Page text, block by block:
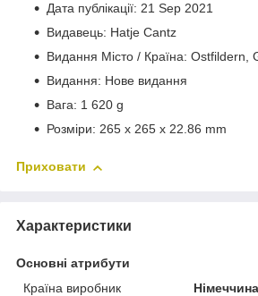
Дата публікації: 21 Sep 2021
Видавець: Hatje Cantz
Видання Місто / Країна: Ostfildern,
Видання: Нове видання
Вага: 1 620 g
Розміри: 265 x 265 x 22.86 mm
Приховати
Характеристики
Основні атрибути
Країна виробник
Німеччина